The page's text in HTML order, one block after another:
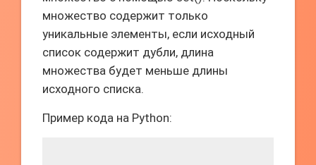
множество содержит только
уникальные элементы, если исходный
список содержит дубли, длина
множества будет меньше длины
исходного списка.
Пример кода на Python: